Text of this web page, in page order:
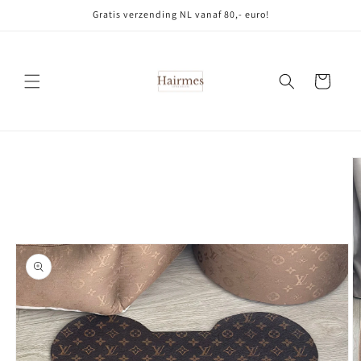
Gratis verzending NL vanaf 80,- euro!
Winkelwagen